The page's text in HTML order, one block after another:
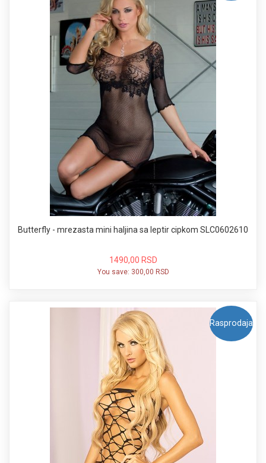
Butterfly - mrezasta mini haljina sa leptir cipkom SLC0602610
1490,00 RSD
You save: 300,00 RSD
Rasprodaja